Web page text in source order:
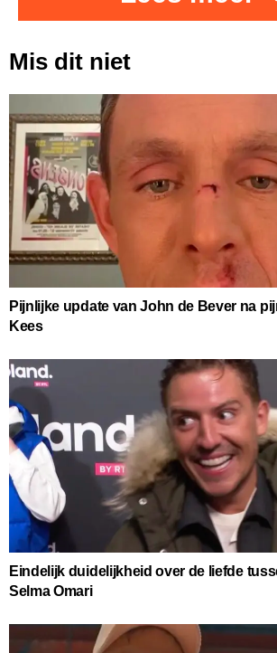
Mis dit niet
Pijnlijke update van John de Bever na
Kees
Eindelijk duidelijkheid over de liefde
Selma Omari